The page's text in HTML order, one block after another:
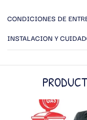
CONDICIONES DE
INSTALACION Y